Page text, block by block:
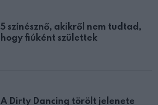
5 színésznő, akikről nem tudtad,
hogy fiúként születtek
A Dirty Dancing törölt jelenete